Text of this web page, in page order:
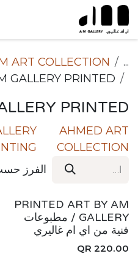
تخطي للذهاب إلى المحتوى
...
ART COLLECTION
GALLERY PRINTED
PRINTED
AHMED ART
COLLECTION
الفرز
جديد!
PRINTED ART BY AM
GALLERY / مطبوعات
فنية من اي ام غاليري
220.00